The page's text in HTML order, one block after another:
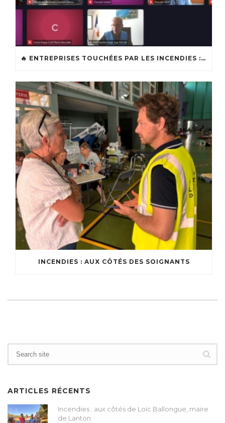
🔥 ENTREPRISES TOUCHÉES PAR LES INCENDIES : LES DISPOSITIFS D’ACCOMPAGNEMENT MIS EN PLACE AFIN DE SOUTENIR LES ENTREPRISES ET LES TRAVAILLEURS INDÉPENDANTS IMPACTÉS SUR LE BASSIN D’ARCACHON
INCENDIES : AUX CÔTÉS DES SOIGNANTS
ARTICLES RÉCENTS
Incendies : aux côtés de Loïc Ballongue, maire
de Lanton